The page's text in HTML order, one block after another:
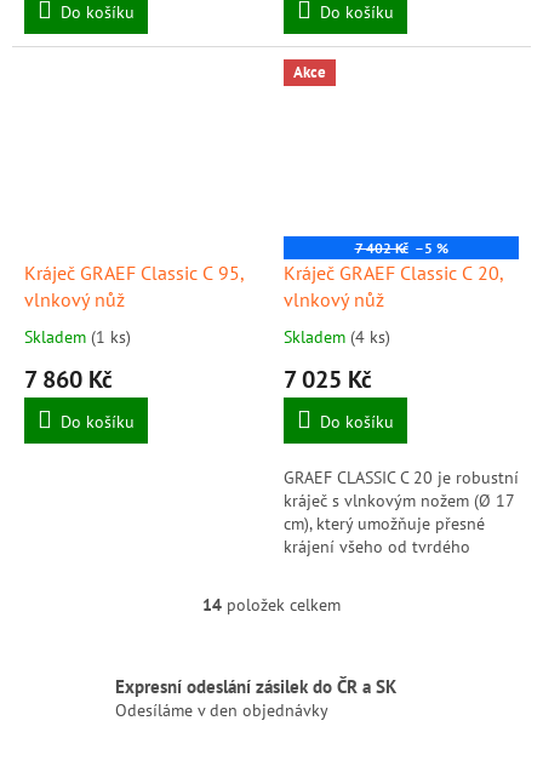
Do košíku Do košíku
Kráječ GRAEF Classic C 95,
vlnkový nůž
Skladem (1 ks)
7 860 Kč
Do košíku
Akce
7 402 Kč –5 %
Kráječ GRAEF Classic C 20,
vlnkový nůž
Skladem (4 ks)
7 025 Kč
Do košíku
GRAEF CLASSIC C 20 je robustní
kráječ s vlnkovým nožem (Ø 17
cm), který umožňuje přesné
krájení všeho od tvrdého
W a...
O
á
d
14 položek celkem
Expresní odeslání zásilek do ČR a SK
Odesíláme v den objednávky